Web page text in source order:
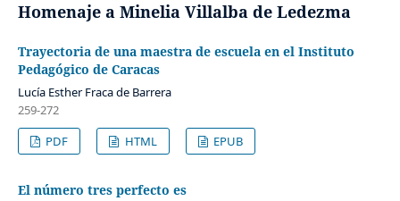
Homenaje a Minelia Villalba de Ledezma
Trayectoria de una maestra de escuela en el Instituto
Pedagógico de Caracas
Lucía Esther Fraca de Barrera
259-272
PDF
HTML EPUB
El número tres perfecto es